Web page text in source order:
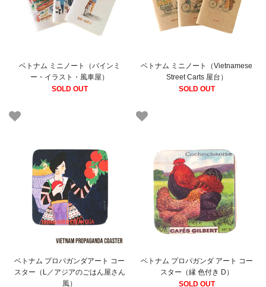
ベトナム ミニノート（バインミ
ー・イラスト・風車屋）
SOLD OUT
ベトナム ミニノート（Vietnamese
Street Carts 屋台）
SOLD OUT
ベトナム プロパガンダアート コー
スター（L／アジアのごはん屋さん
風）
ベトナム プロパガンダ アート コー
スター（縁 色付き D）
SOLD OUT